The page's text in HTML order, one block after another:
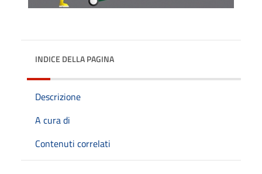
INDICE DELLA PAGINA
Descrizione
A cura di
Contenuti correlati